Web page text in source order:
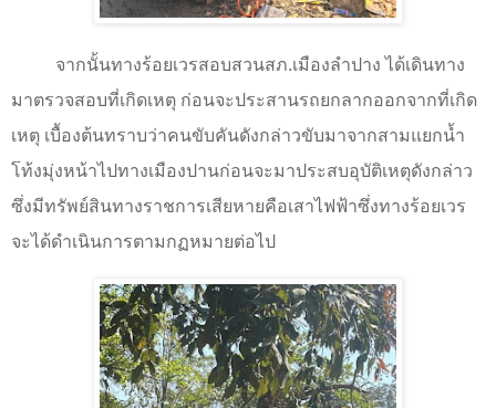
จากนั้นทางร้อยเวรสอบสวนสภ.เมืองลำปาง ได้เดินทาง
มาตรวจสอบที่เกิดเหตุ ก่อนจะประสานรถยกลากออกจากที่เกิด
เหตุ เบื้องต้นทราบว่าคนขับคันดังกล่าวขับมาจากสามแยกน้ำ
โท้งมุ่งหน้าไปทางเมืองปานก่อนจะมาประสบอุบัติเหตุดังกล่าว
ซึ่งมีทรัพย์สินทางราชการเสียหายคือเสาไฟฟ้าซึ่งทางร้อยเวร
จะได้ดำเนินการตามกฏหมายต่อไป